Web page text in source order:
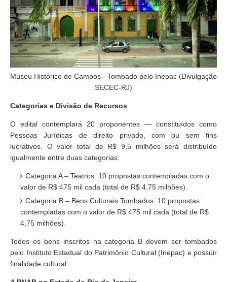
Museu Histórico de Campos - Tombado pelo Inepac (Divulgação
SECEC-RJ)
Categorias e Divisão de Recursos
O edital contemplará 20 proponentes — constituídos como
Pessoas Jurídicas de direito privado, com ou sem fins
lucrativos. O valor total de R$ 9,5 milhões será distribuído
igualmente entre duas categorias:
Categoria A – Teatros: 10 propostas contempladas com o
valor de R$ 475 mil cada (total de R$ 4,75 milhões).
Categoria B – Bens Culturais Tombados: 10 propostas
contempladas com o valor de R$ 475 mil cada (total de R$
4,75 milhões).
Todos os bens inscritos na categoria B devem ser tombados
pelo Instituto Estadual do Patrimônio Cultural (Inepac) e possuir
finalidade cultural.